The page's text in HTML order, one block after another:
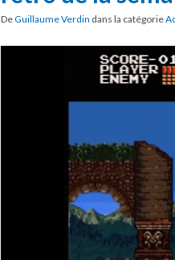
DeGuillaume Verdin dans la catégorie